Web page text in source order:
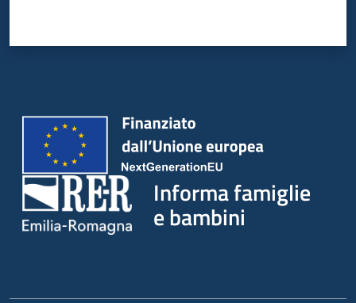
Informa famiglie
e bambini